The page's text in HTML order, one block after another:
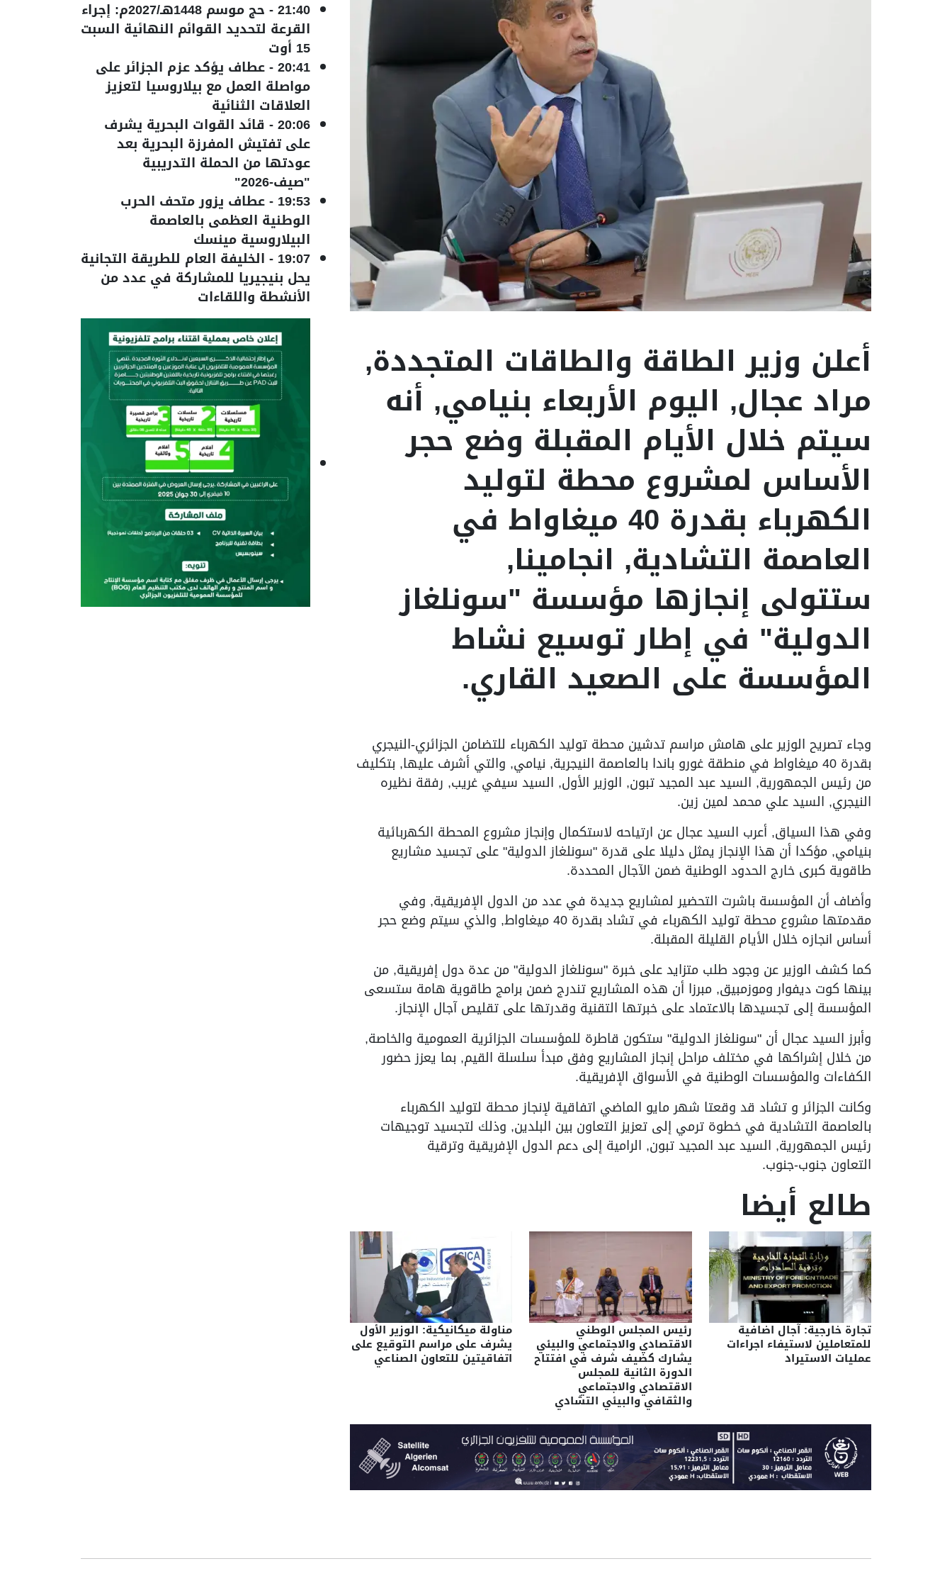
أعلن وزير الطاقة والطاقات المتجددة,
مراد عجال, اليوم الأربعاء بنيامي, أنه
سيتم خلال الأيام المقبلة وضع حجر
الأساس لمشروع محطة لتوليد
الكهرباء بقدرة 40 ميغاواط في
العاصمة التشادية, انجامينا,
ستتولى إنجازها مؤسسة "سونلغاز
الدولية" في إطار توسيع نشاط
المؤسسة على الصعيد القاري.
وجاء تصريح الوزير على هامش مراسم تدشين محطة توليد الكهرباء للتضامن الجزائري-النيجري
بقدرة 40 ميغاواط في منطقة غورو باندا بالعاصمة النيجرية, نيامي, والتي أشرف عليها, بتكليف
من رئيس الجمهورية, السيد عبد المجيد تبون, الوزير الأول, السيد سيفي غريب, رفقة نظيره
النيجري, السيد علي محمد لمين زين.
وفي هذا السياق, أعرب السيد عجال عن ارتياحه لاستكمال وإنجاز مشروع المحطة الكهربائية
بنيامي, مؤكدا أن هذا الإنجاز يمثل دليلا على قدرة "سونلغاز الدولية" على تجسيد مشاريع
طاقوية كبرى خارج الحدود الوطنية ضمن الآجال المحددة.
وأضاف أن المؤسسة باشرت التحضير لمشاريع جديدة في عدد من الدول الإفريقية, وفي
مقدمتها مشروع محطة توليد الكهرباء في تشاد بقدرة 40 ميغاواط, والذي سيتم وضع حجر
أساس انجازه خلال الأيام القليلة المقبلة.
كما كشف الوزير عن وجود طلب متزايد على خبرة "سونلغاز الدولية" من عدة دول إفريقية, من
بينها كوت ديفوار وموزمبيق, مبرزا أن هذه المشاريع تندرج ضمن برامج طاقوية هامة ستسعى
المؤسسة إلى تجسيدها بالاعتماد على خبرتها التقنية وقدرتها على تقليص آجال الإنجاز.
وأبرز السيد عجال أن "سونلغاز الدولية" ستكون قاطرة للمؤسسات الجزائرية العمومية والخاصة,
من خلال إشراكها في مختلف مراحل إنجاز المشاريع وفق مبدأ سلسلة القيم, بما يعزز حضور
الكفاءات والمؤسسات الوطنية في الأسواق الإفريقية.
وكانت الجزائر و تشاد قد وقعتا شهر مايو الماضي اتفاقية لإنجاز محطة لتوليد الكهرباء
بالعاصمة التشادية في خطوة ترمي إلى تعزيز التعاون بين البلدين, وذلك لتجسيد توجيهات
رئيس الجمهورية, السيد عبد المجيد تبون, الرامية إلى دعم الدول الإفريقية وترقية
التعاون جنوب-جنوب.
طالع أيضا
تجارة خارجية: آجال اضافية
للمتعاملين لاستيفاء اجراءات
عمليات الاستيراد
رئيس المجلس الوطني
الاقتصادي والاجتماعي والبيئي
يشارك كضيف شرف في افتتاح
الدورة الثانية للمجلس
الاقتصادي والاجتماعي
والثقافي والبيئي التشادي
مناولة ميكانيكية: الوزير الأول
يشرف على مراسم التوقيع على
اتفاقيتين للتعاون الصناعي
21:40
- حج موسم 1448هـ/2027م: إجراء
القرعة لتحديد القوائم النهائية السبت
15 أوت
20:41
-عطاف يؤكد عزم الجزائر على
مواصلة العمل مع بيلاروسيا لتعزيز
العلاقات الثنائية
20:06
- قائد القوات البحرية يشرف
على تفتيش المفرزة البحرية بعد
عودتها من الحملة التدريبية
"صيف-2026"
19:53
-عطاف يزور متحف الحرب
الوطنية العظمى بالعاصمة
البيلاروسية مينسك
19:07
- الخليفة العام للطريقة التجانية
يحل بنيجيريا للمشاركة في عدد من
الأنشطة واللقاءات